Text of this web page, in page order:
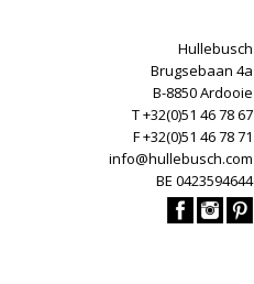
Hullebusch
Brugsebaan 4a
B-8850 Ardooie
T +32(0)51 46 78 67
F +32(0)51 46 78 71
info@hullebusch.com
BE 0423594644